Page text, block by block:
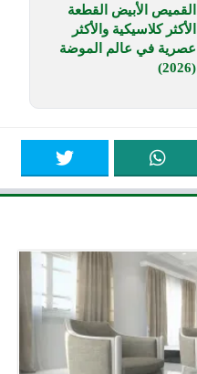
القميص الأبيض القطعة
الأكثر كلاسيكية والأكثر
عصرية في عالم الموضة
(2026)